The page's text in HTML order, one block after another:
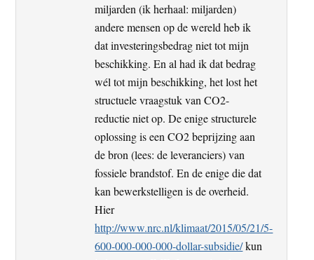
miljarden (ik herhaal: miljarden)
andere mensen op de wereld heb ik
dat investeringsbedrag niet tot mijn
beschikking. En al had ik dat bedrag
wél tot mijn beschikking, het lost het
structuele vraagstuk van CO2-
reductie niet op. De enige structurele
oplossing is een CO2 beprijzing aan
de bron (lees: de leveranciers) van
fossiele brandstof. En de enige die dat
kan bewerkstelligen is de overheid.
Hier
http://www.nrc.nl/klimaat/2015/05/21/5-
600-000-000-000-dollar-subsidie/kun